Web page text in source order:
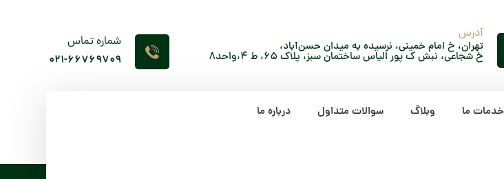
آدرس
تهران، خ امام خمینی، نرسیده به میدان حسن‌آباد،
خ شجاعی، نبش ک پور الیاس ساختمان سبز، پلاک 65، ط 4،واحد8
شماره تماس
۰۲۱-66769709
خدمات ما وبلاگ سوالات متداول درباره ما